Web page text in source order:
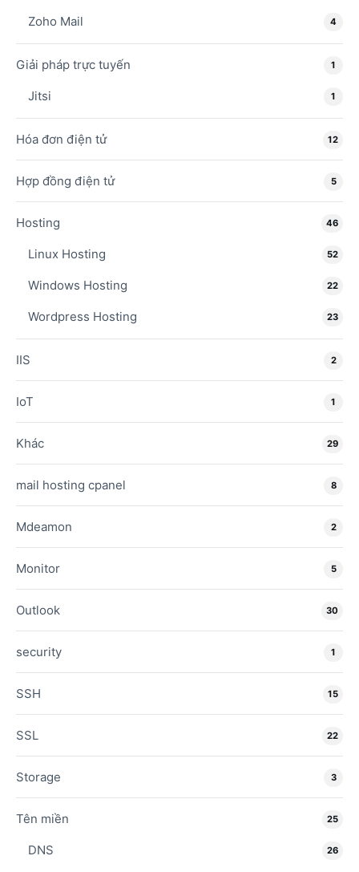
Zoho Mail 4
Giải pháp trực tuyến 1
Jitsi 1
Hóa đơn điện tử 12
Hợp đồng điện tử 5
Hosting 46
Linux Hosting 52
Windows Hosting 22
Wordpress Hosting 23
IIS 2
IoT 1
Khác 29
mail hosting cpanel 8
Mdeamon 2
Monitor 5
Outlook 30
security 1
SSH 15
SSL 22
Storage 3
Tên miền 25
DNS 26